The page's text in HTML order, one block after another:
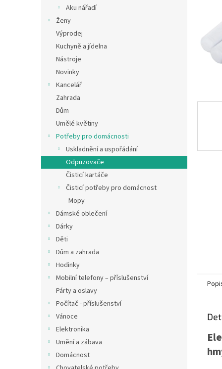
Aku nářadí
Ženy
Výprodej
Kuchyně a jídelna
Nástroje
Novinky
Kancelář
Zahrada
Dům
Umělé květiny
Potřeby pro domácnosti
Uskladnění a uspořádání
Odpuzovače
Čisticí kartáče
Čisticí potřeby pro domácnost
Mopy
Dámské oblečení
Dárky
Děti
Dům a zahrada
Hodinky
Mobilní telefony – příslušenství
Párty a oslavy
Počítač - příslušenství
Vánoce
Elektronika
Umění a zábava
Domácnost